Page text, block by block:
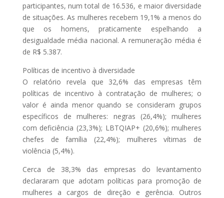
participantes, num total de 16.536, e maior diversidade
de situações. As mulheres recebem 19,1% a menos do
que os homens, praticamente espelhando a
desigualdade média nacional. A remuneração média é
de R$ 5.387.
Políticas de incentivo à diversidade
O relatório revela que 32,6% das empresas têm
políticas de incentivo à contratação de mulheres; o
valor é ainda menor quando se consideram grupos
específicos de mulheres: negras (26,4%); mulheres
com deficiência (23,3%); LBTQIAP+ (20,6%); mulheres
chefes de família (22,4%); mulheres vítimas de
violência (5,4%).
Cerca de 38,3% das empresas do levantamento
declararam que adotam políticas para promoção de
mulheres a cargos de direção e gerência. Outros